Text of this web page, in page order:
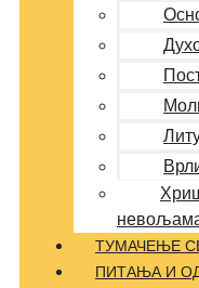
ТУМАЧЕЊЕ
ПИТАЊА И